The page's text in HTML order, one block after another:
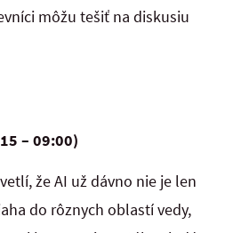
môžu tešiť na diskusiu
– 09:00)
že AI už dávno nie je len
do rôznych oblastí vedy,